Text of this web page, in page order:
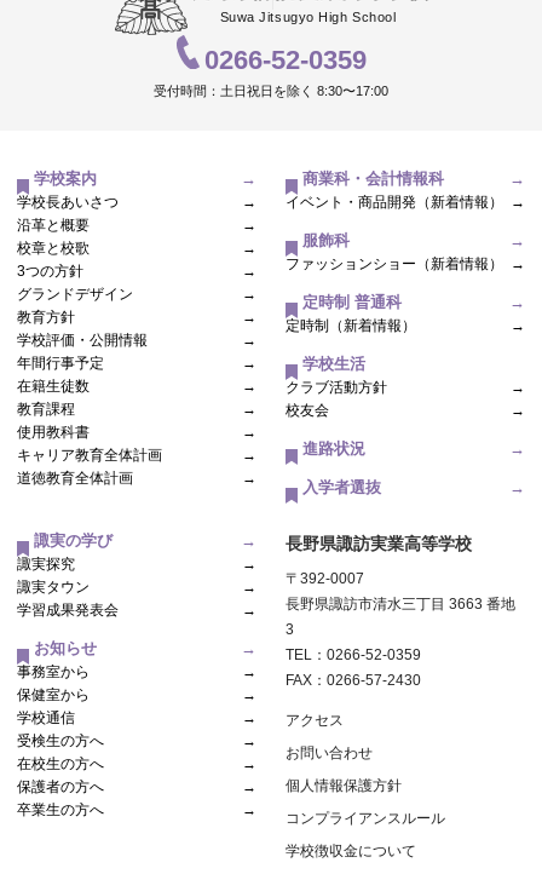
Suwa Jitsugyo High School
0266-52-0359
受付時間：土日祝日を除く 8:30〜17:00
学校案内 →
学校長あいさつ
→
沿革と概要
→
校章と校歌
→
3つの方針
→
グランドデザイン
→
教育方針
→
学校評価・公開情報
→
年間行事予定
→
在籍生徒数
→
教育課程
→
使用教科書
→
キャリア教育全体計画
→
道徳教育全体計画
→
商業科・会計情報科 →
イベント・商品開発（新着情報） →
服飾科 →
ファッションショー（新着情報） →
定時制 普通科 →
定時制（新着情報） →
学校生活
クラブ活動方針
→
校友会
→
進路状況 →
入学者選抜 →
諏実の学び →
諏実探究
→
諏実タウン
→
学習成果発表会
→
お知らせ →
事務室から
→
保健室から
→
学校通信
→
受検生の方へ
→
在校生の方へ
→
保護者の方へ
→
卒業生の方へ
→
長野県諏訪実業高等学校
〒392-0007
長野県諏訪市清水三丁目 3663 番地
3
TEL：0266-52-0359
FAX：0266-57-2430
アクセス
お問い合わせ
個人情報保護方針
コンプライアンスルール
学校徴収金について